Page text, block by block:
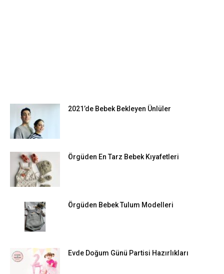
2021’de Bebek Bekleyen Ünlüler
Örgüden En Tarz Bebek Kıyafetleri
Örgüden Bebek Tulum Modelleri
Evde Doğum Günü Partisi Hazırlıkları